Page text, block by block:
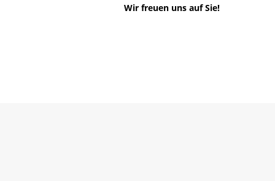
Wir freuen uns auf Sie!